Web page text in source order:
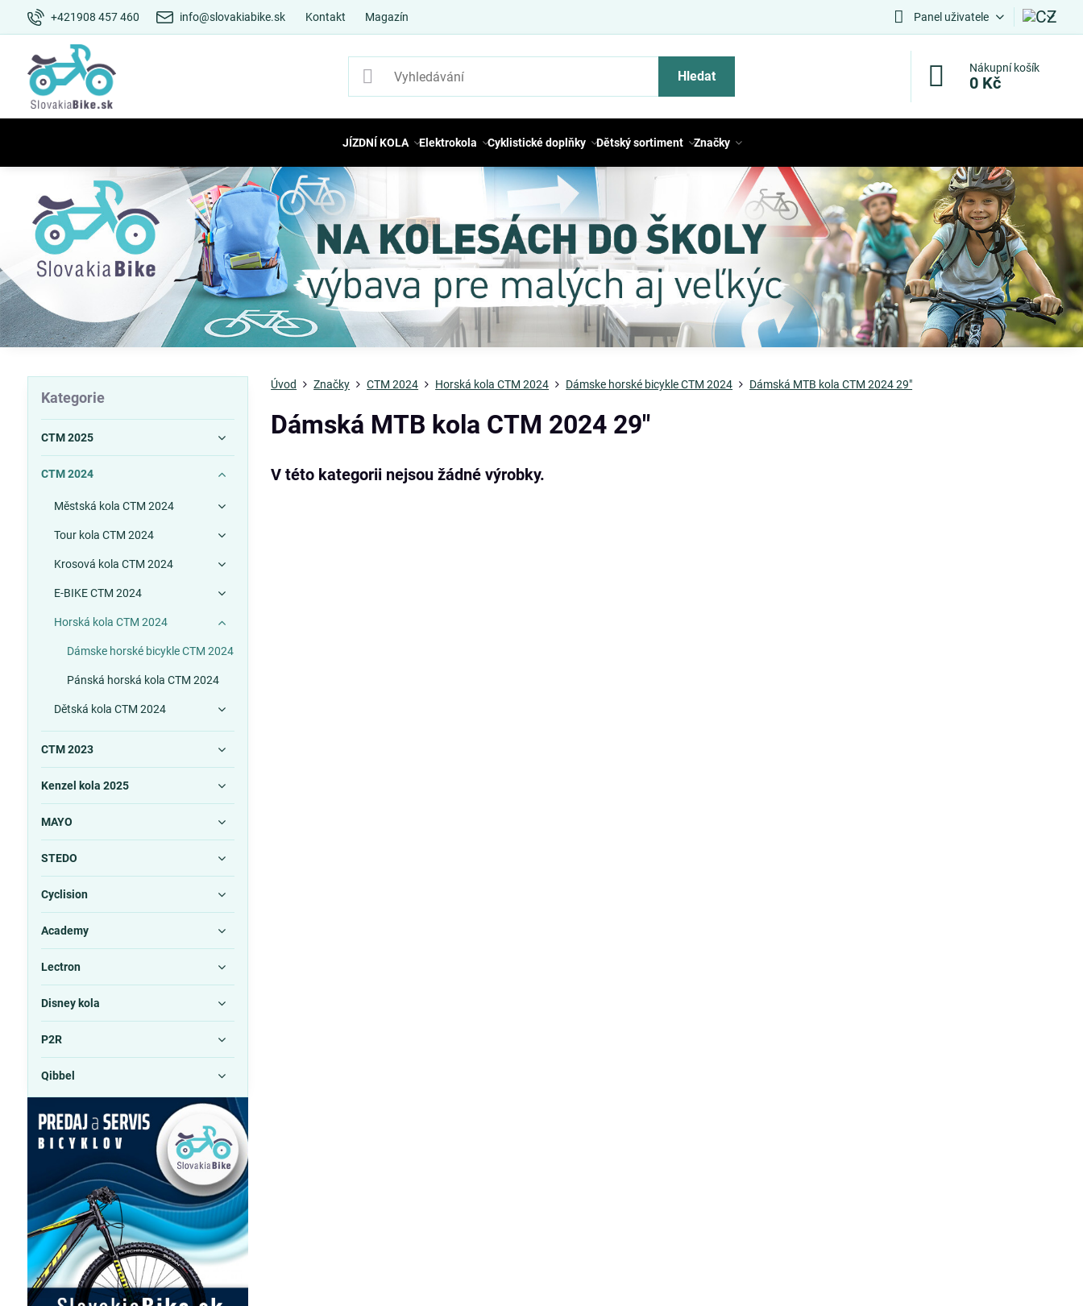
+421908 457 460 info@slovakiabike.sk Kontakt Magazín Panel uživatele
Hledat
Nákupní košík
0 Kč
JÍZDNÍ KOLA Elektrokola Cyklistické doplňky Dětský sortiment Značky
Úvod Značky CTM 2024 Horská kola CTM 2024 Dámske horské bicykle CTM 2024 Dámská MTB kola CTM 2024 29"
Dámská MTB kola CTM 2024 29"
Kategorie
CTM 2025
CTM 2024
Městská kola CTM 2024
Tour kola CTM 2024
Krosová kola CTM 2024
E-BIKE CTM 2024
Horská kola CTM 2024
Dámske horské bicykle CTM 2024
Pánská horská kola CTM 2024
Dětská kola CTM 2024
CTM 2023
Kenzel kola 2025
MAYO
STEDO
Cyclision
Academy
Lectron
Disney kola
P2R
Qibbel